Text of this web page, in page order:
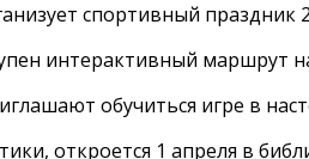
спортивный праздник
интерактивный маршрут
обучиться игре в
откроется 1 апреля в